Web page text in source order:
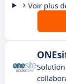
Voir plus